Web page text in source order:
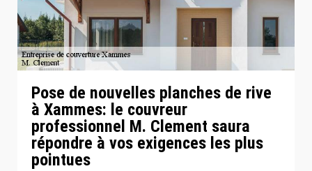
Pose de nouvelles planches de rive
à Xammes: le couvreur
professionnel M. Clement saura
répondre à vos exigences les plus
pointues